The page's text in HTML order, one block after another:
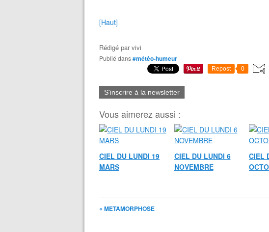
[Haut]
Rédigé parvivi
Publié dans#météo-humeur
Repost 0
S'inscrire à la newsletter
Vous aimerez aussi :
CIEL DU LUNDI 19
MARS
CIEL DU LUNDI 6
NOVEMBRE
CIEL
« METAMORPHOSE